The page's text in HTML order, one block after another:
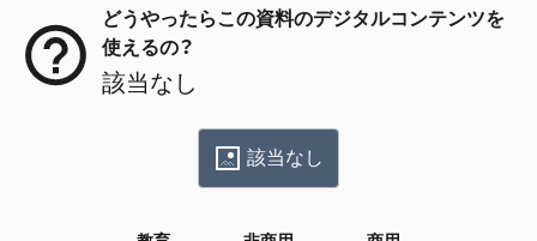
どうやったらこの資料のデジタルコンテンツを
使えるの？
該当なし
該当なし